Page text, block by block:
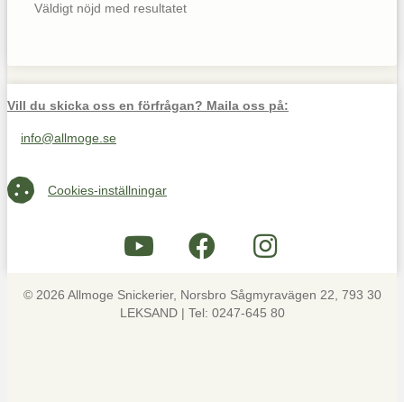
Väldigt nöjd med resultatet
Vill du skicka oss en förfrågan? Maila oss på:
Maila oss på info@allmoge.se
info@allmoge.se
Cookies-inställningar
Cookies-inställningar
© 2026 Allmoge Snickerier, Norsbro Sågmyravägen 22, 793 30
LEKSAND | Tel: 0247-645 80